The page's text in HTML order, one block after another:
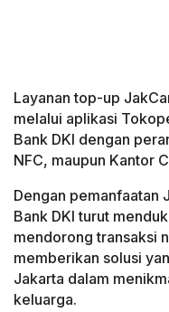
Layanan top-up
melalui aplikasi
Bank DKI dengan
NFC, maupun Kantor
Dengan pemanfaatan
Bank DKI turut
mendorong transaksi
memberikan solusi
Jakarta dalam
keluarga.